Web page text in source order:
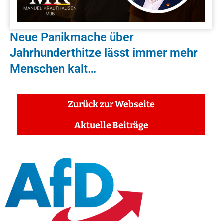
Neue Panikmache über
Jahrhunderthitze lässt immer mehr
Menschen kalt…
Zurück zur Webseite
Aktuelle Beiträge